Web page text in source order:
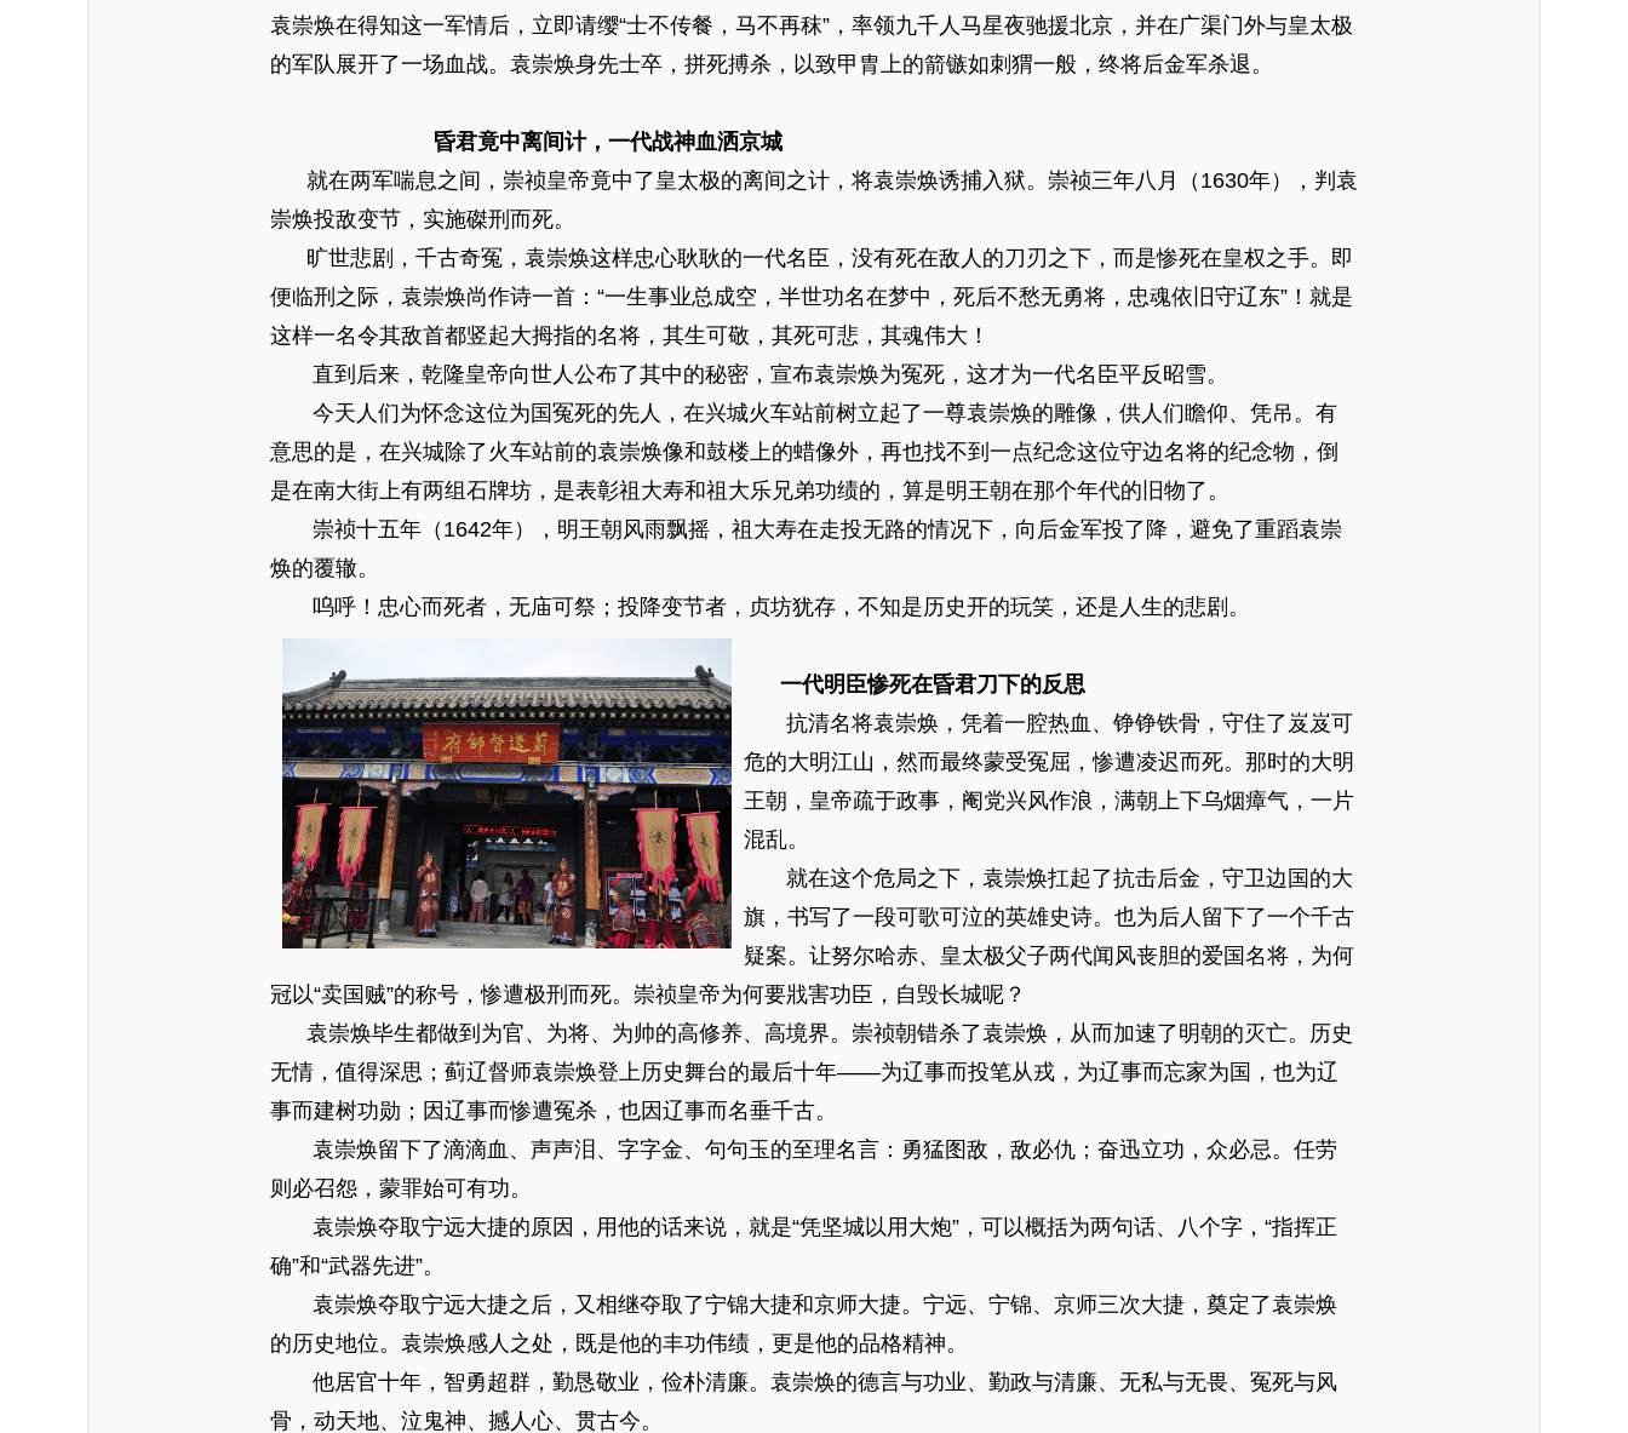
袁崇焕在得知这一军情后，立即请缨“士不传餐，马不再秣”，率领九千人马星夜驰援北京，并在广渠门外与皇太极
的军队展开了一场血战。袁崇焕身先士卒，拼死搏杀，以致甲胄上的箭镞如刺猬一般，终将后金军杀退。
昏君竟中离间计，一代战神血洒京城
就在两军喘息之间，崇祯皇帝竟中了皇太极的离间之计，将袁崇焕诱捕入狱。崇祯三年八月（1630年），判袁
崇焕投敌变节，实施磔刑而死。
旷世悲剧，千古奇冤，袁崇焕这样忠心耿耿的一代名臣，没有死在敌人的刀刃之下，而是惨死在皇权之手。即
便临刑之际，袁崇焕尚作诗一首：“一生事业总成空，半世功名在梦中，死后不愁无勇将，忠魂依旧守辽东”！就是
这样一名令其敌首都竖起大拇指的名将，其生可敬，其死可悲，其魂伟大！
直到后来，乾隆皇帝向世人公布了其中的秘密，宣布袁崇焕为冤死，这才为一代名臣平反昭雪。
今天人们为怀念这位为国冤死的先人，在兴城火车站前树立起了一尊袁崇焕的雕像，供人们瞻仰、凭吊。有
意思的是，在兴城除了火车站前的袁崇焕像和鼓楼上的蜡像外，再也找不到一点纪念这位守边名将的纪念物，倒
是在南大街上有两组石牌坊，是表彰祖大寿和祖大乐兄弟功绩的，算是明王朝在那个年代的旧物了。
崇祯十五年（1642年），明王朝风雨飘摇，祖大寿在走投无路的情况下，向后金军投了降，避免了重蹈袁崇
焕的覆辙。
呜呼！忠心而死者，无庙可祭；投降变节者，贞坊犹存，不知是历史开的玩笑，还是人生的悲剧。
一代明臣惨死在昏君刀下的反思
抗清名将袁崇焕，凭着一腔热血、铮铮铁骨，守住了岌岌可
危的大明江山，然而最终蒙受冤屈，惨遭凌迟而死。那时的大明
王朝，皇帝疏于政事，阉党兴风作浪，满朝上下乌烟瘴气，一片
混乱。
就在这个危局之下，袁崇焕扛起了抗击后金，守卫边国的大
旗，书写了一段可歌可泣的英雄史诗。也为后人留下了一个千古
疑案。让努尔哈赤、皇太极父子两代闻风丧胆的爱国名将，为何
冠以“卖国贼”的称号，惨遭极刑而死。崇祯皇帝为何要戕害功臣，自毁长城呢？
袁崇焕毕生都做到为官、为将、为帅的高修养、高境界。崇祯朝错杀了袁崇焕，从而加速了明朝的灭亡。历史
无情，值得深思；蓟辽督师袁崇焕登上历史舞台的最后十年——为辽事而投笔从戎，为辽事而忘家为国，也为辽
事而建树功勋；因辽事而惨遭冤杀，也因辽事而名垂千古。
袁崇焕留下了滴滴血、声声泪、字字金、句句玉的至理名言：勇猛图敌，敌必仇；奋迅立功，众必忌。任劳
则必召怨，蒙罪始可有功。
袁崇焕夺取宁远大捷的原因，用他的话来说，就是“凭坚城以用大炮”，可以概括为两句话、八个字，“指挥正
确”和“武器先进”。
袁崇焕夺取宁远大捷之后，又相继夺取了宁锦大捷和京师大捷。宁远、宁锦、京师三次大捷，奠定了袁崇焕
的历史地位。袁崇焕感人之处，既是他的丰功伟绩，更是他的品格精神。
他居官十年，智勇超群，勤恳敬业，俭朴清廉。袁崇焕的德言与功业、勤政与清廉、无私与无畏、冤死与风
骨，动天地、泣鬼神、撼人心、贯古今。